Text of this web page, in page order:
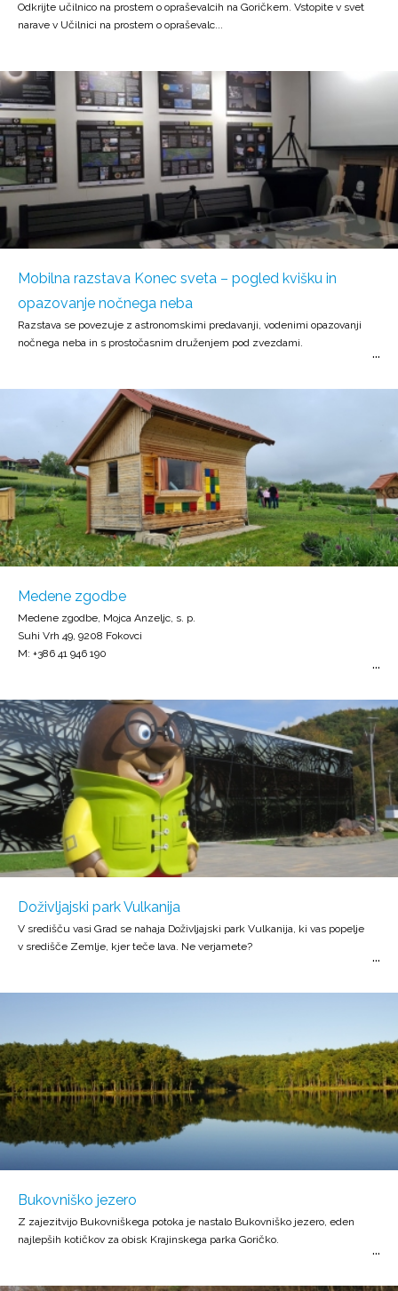
Odkrijte učilnico na prostem o opraševalcih na Goričkem. Vstopite v svet
narave v Učilnici na prostem o opraševalc...
Mobilna razstava Konec sveta – pogled kvišku in
opazovanje nočnega neba
Razstava se povezuje z astronomskimi predavanji, vodenimi opazovanji
nočnega neba in s prostočasnim druženjem pod zvezdami.
Medene zgodbe
Medene zgodbe, Mojca Anzeljc, s. p.
Suhi Vrh 49, 9208 Fokovci
M: +386 41 946 190
Doživljajski park Vulkanija
V središču vasi Grad se nahaja Doživljajski park Vulkanija, ki vas popelje
v središče Zemlje, kjer teče lava. Ne verjamete?
Bukovniško jezero
Z zajezitvijo Bukovniškega potoka je nastalo Bukovniško jezero, eden
najlepših kotičkov za obisk Krajinskega parka Goričko.